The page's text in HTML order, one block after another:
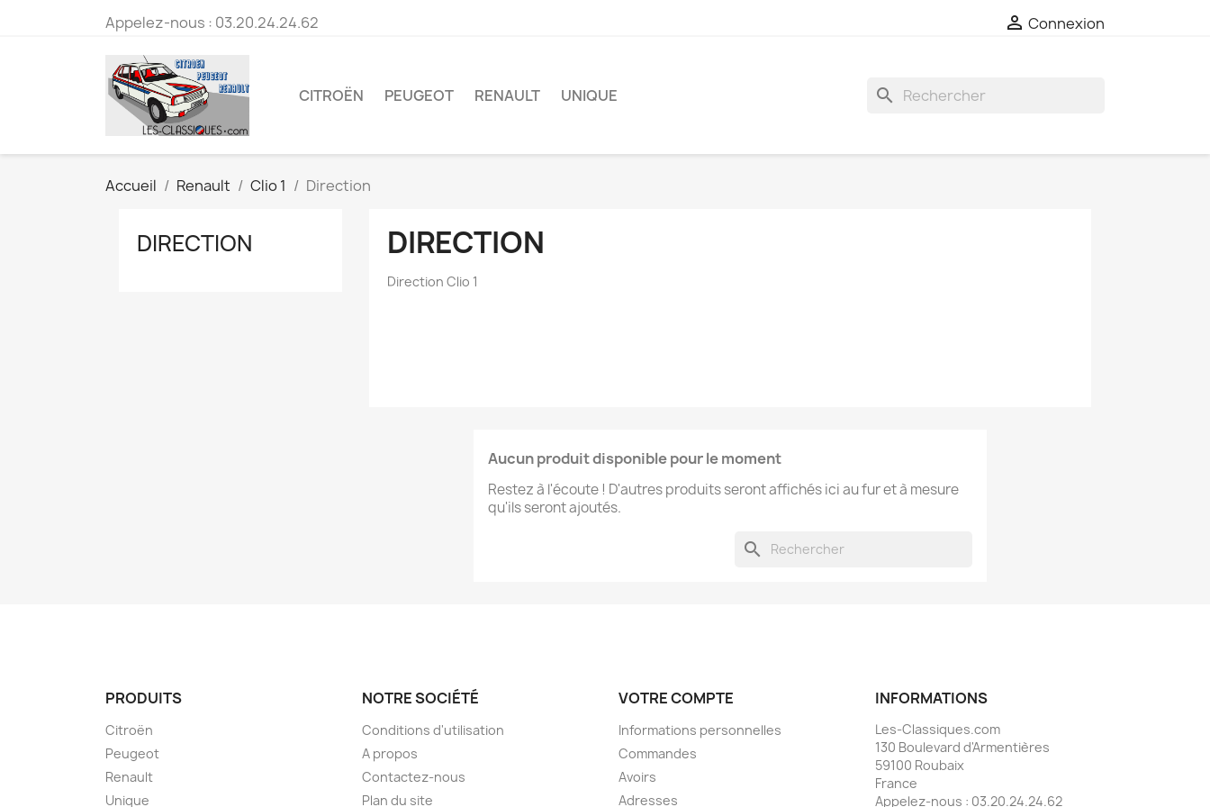
Appelez-nous : 03.20.24.24.62  Connexion
CITROËN PEUGEOT RENAULT UNIQUE search
Accueil Renault Clio 1 Direction
DIRECTION DIRECTION
Direction Clio 1
Aucun produit disponible pour le moment
Restez à l'écoute ! D'autres produits seront affichés ici au fur et à mesure
qu'ils seront ajoutés.
search
PRODUITS
Citroën
Peugeot
Renault
Unique
NOTRE SOCIÉTÉ
Conditions d'utilisation
A propos
Contactez-nous
Plan du site
VOTRE COMPTE
Informations personnelles
Commandes
Avoirs
Adresses
INFORMATIONS
Les-Classiques.com
130 Boulevard d'Armentières
59100 Roubaix
France
Appelez-nous : 03.20.24.24.62